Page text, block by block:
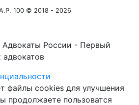
100 © 2018 - 2026
Адвокаты России - Первый
адвокатов
файлы cookies для улучшения
продолжаете пользоватся